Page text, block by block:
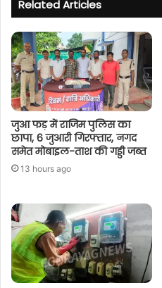
Related Articles
जुआ फड़ में राजिम पुलिस का
छापा, 6 जुआरी गिरफ्तार, नगद
समेत मोबाइल-ताश की गड्डी जब्त
13 hours ago